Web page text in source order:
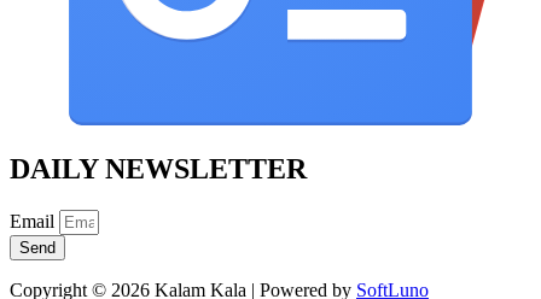
DAILY NEWSLETTER
Email
Send
Copyright © 2026 Kalam Kala | Powered by SoftLuno